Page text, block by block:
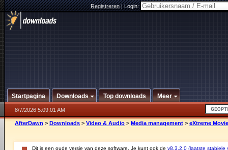
Registreren|Login:
Startpagina Downloads Top downloads Meer
8/7/2026 5:09:01 AM
AfterDawn > Downloads > Video & Audio > Media management > eXtreme
Dit is een oude versie van deze software. Je kunt ook de v8.3.2.0 (laatste stabiele